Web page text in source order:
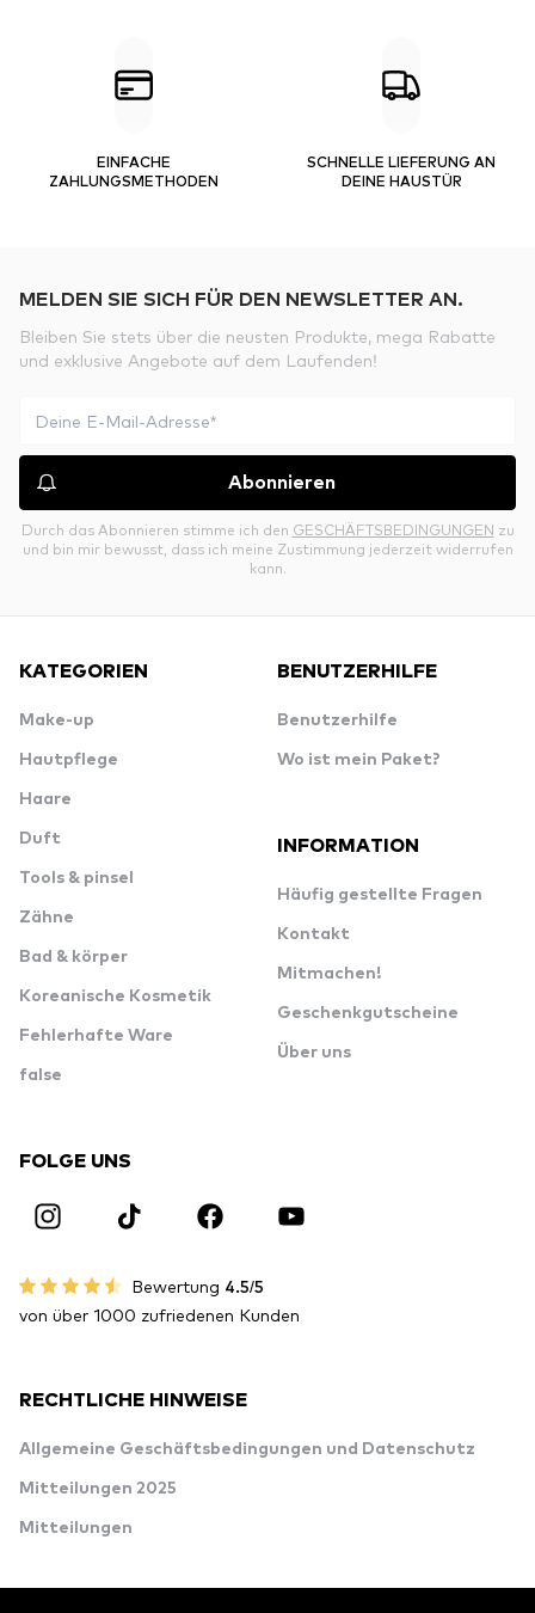
EINFACHE
ZAHLUNGSMETHODEN
SCHNELLE LIEFERUNG AN
DEINE HAUSTÜR
MELDEN SIE SICH FÜR DEN NEWSLETTER AN.
Bleiben Sie stets über die neusten Produkte, mega Rabatte
und exklusive Angebote auf dem Laufenden!
Abonnieren
Durch das Abonnieren stimme ich den GESCHÄFTSBEDINGUNGEN zu
und bin mir bewusst, dass ich meine Zustimmung jederzeit widerrufen
kann.
KATEGORIEN
Make-up
Hautpflege
Haare
Duft
Tools & pinsel
Zähne
Bad & körper
Koreanische Kosmetik
Fehlerhafte Ware
false
BENUTZERHILFE
Benutzerhilfe
Wo ist mein Paket?
INFORMATION
Häufig gestellte Fragen
Kontakt
Mitmachen!
Geschenkgutscheine
Über uns
FOLGE UNS
Bewertung 4.5/5
von über 1000 zufriedenen Kunden
RECHTLICHE HINWEISE
Allgemeine Geschäftsbedingungen und Datenschutz
Mitteilungen 2025
Mitteilungen